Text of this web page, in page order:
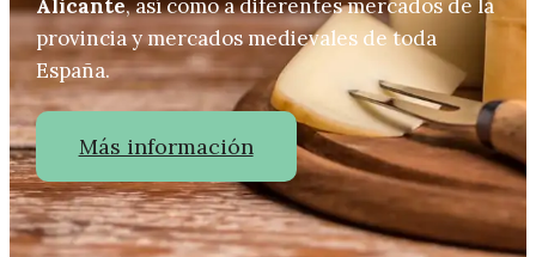
Alicante, así como a diferentes mercados de la
provincia y mercados medievales de toda
España.
Más información